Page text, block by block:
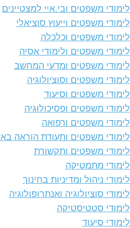
לימודי משפטים ובי.איי למצטיינים
לימודי משפטים וייעוץ סוציאלי
לימודי משפטים וכלכלה
לימודי משפטים ולימודי אסיה
לימודי משפטים ומדעי המחשב
לימודי משפטים וסוציולוגיה
לימודי משפטים וסיעוד
לימודי משפטים ופסיכולוגיה
לימודי משפטים ורפואה
לימודי משפטים ותעודת הוראה
לימודי משפטים ותקשורת
לימודי מתמטיקה
לימודי ניהול ומדיניות בחינוך
לימודי סוציולוגיה ואנתרופולוגיה
לימודי סטטיסטיקה
לימודי סיעוד